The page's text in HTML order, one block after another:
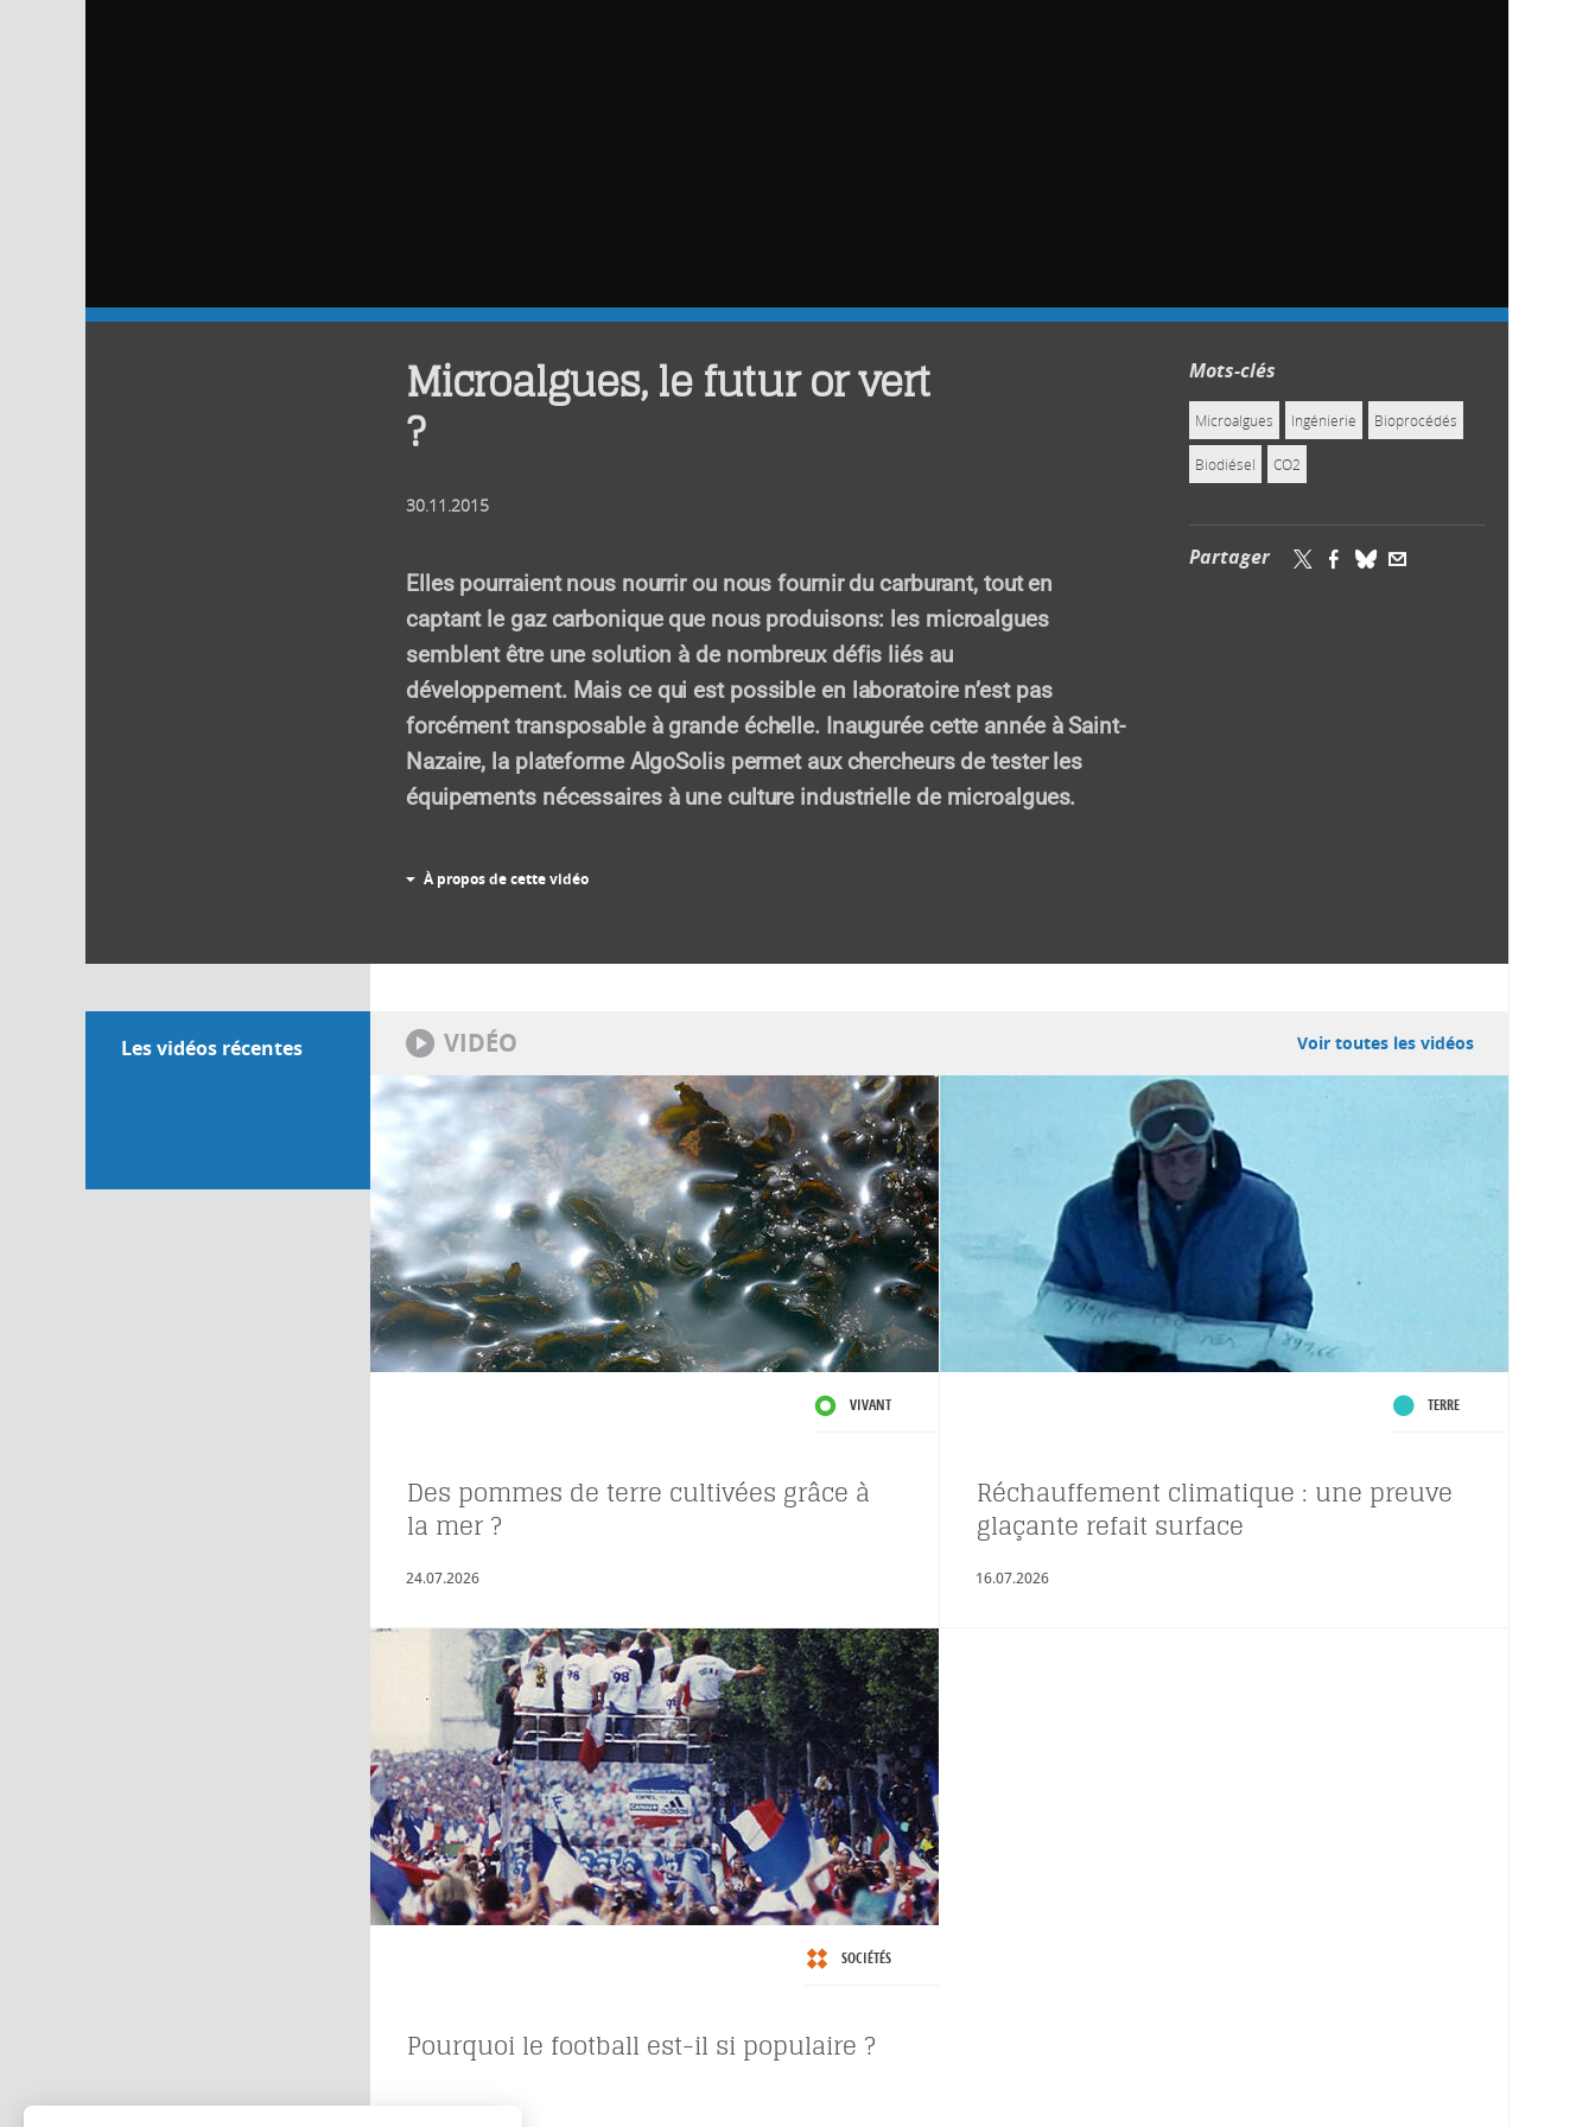
Microalgues, le futur or vert
?
30.11.2015
Elles pourraient nous nourrir ou nous fournir du carburant, tout en
captant le gaz carbonique que nous produisons: les microalgues
semblent être une solution à de nombreux défis liés au
développement. Mais ce qui est possible en laboratoire n’est pas
forcément transposable à grande échelle. Inaugurée cette année à Saint-
Nazaire, la plateforme AlgoSolis permet aux chercheurs de tester les
équipements nécessaires à une culture industrielle de microalgues.
À propos de cette vidéo
Mots-clés
Microalgues Ingénierie Bioprocédés
Biodiésel CO2
Partager
Les vidéos récentes VIDÉO Voir toutes les vidéos
VIVANT
Des pommes de terre cultivées grâce à
la mer ?
24.07.2026
TERRE
Réchauffement climatique : une preuve
glaçante refait surface
16.07.2026
SOCIÉTÉS
Pourquoi le football est-il si populaire ?